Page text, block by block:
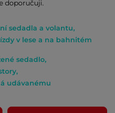
doporučuji.
sedadla a volantu,
v lese a na bahnitém
sedadlo,
udávanému